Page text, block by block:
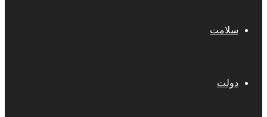
سلامت
دولت